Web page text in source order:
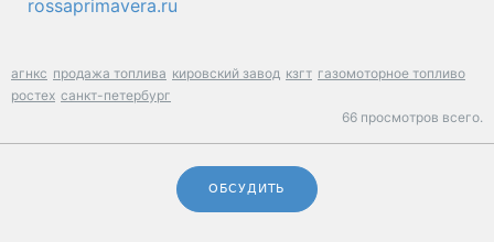
rossaprimavera.ru
агнкс продажа топлива кировский завод кзгт газомоторное топливо
ростех санкт-петербург
66 просмотров всего.
ОБСУДИТЬ